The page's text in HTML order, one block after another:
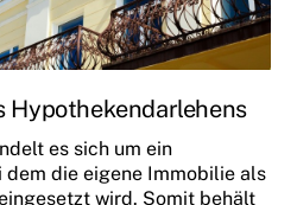
Hypothekendarlehens
es sich um ein
die eigene Immobilie als
wird. Somit behält